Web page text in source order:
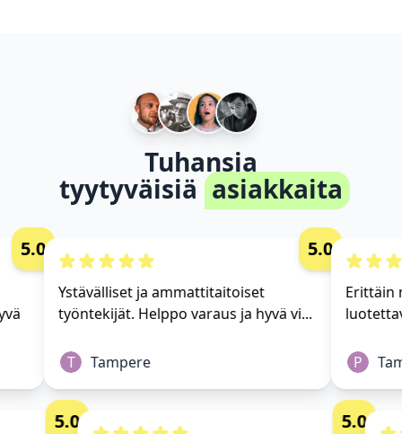
Tuhansia
tyytyväisiä asiakkaita
5.0
Ystävälliset ja ammattitaitoiset
työntekijät. Helppo varaus ja hyvä vi...
T Tampere
5.0
Erittäin
P
5.0 5.0